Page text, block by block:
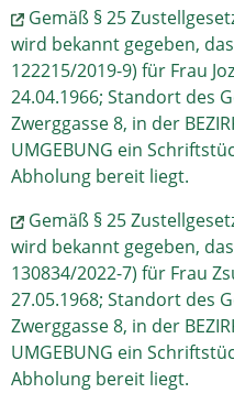
Gemäß § 25
wird bekannt gegeben,
122215/2019-9) für Frau
24.04.1966; Standort des
Zwerggasse 8, in der
UMGEBUNG ein
Abholung bereit liegt.
Gemäß § 25
wird bekannt gegeben,
130834/2022-7) für Frau
27.05.1968; Standort des
Zwerggasse 8, in der
UMGEBUNG ein
Abholung bereit liegt.